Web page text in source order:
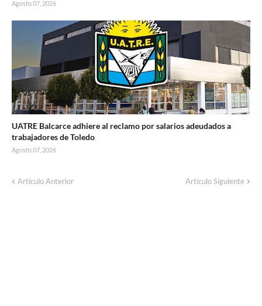
Agosto 07, 2026
UATRE Balcarce adhiere al reclamo por salarios adeudados a
trabajadores de Toledo
Agosto 07, 2026
Artículo Anterior Artículo Siguiente
Corte de energía programado para este